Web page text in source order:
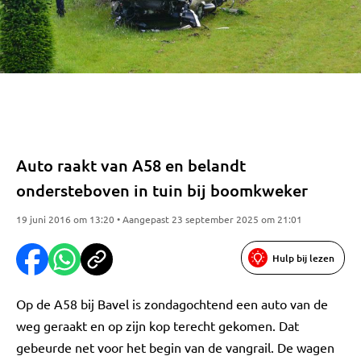
Auto raakt van A58 en belandt
ondersteboven in tuin bij boomkweker
19 juni 2016 om 13:20 • Aangepast 23 september 2025 om 21:01
Hulp bij lezen
Op de A58 bij Bavel is zondagochtend een auto van de
weg geraakt en op zijn kop terecht gekomen. Dat
gebeurde net voor het begin van de vangrail. De wagen